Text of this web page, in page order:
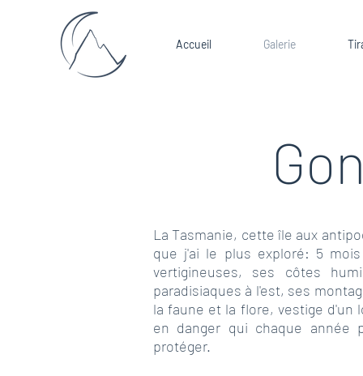
Accueil Galerie
La Tasmanie, cette île aux
que j'ai le plus exploré: 5
vertigineuses, ses côtes
paradisiaques à l'est, ses
la faune et la flore, vestige d'un
en danger qui chaque année
protéger.